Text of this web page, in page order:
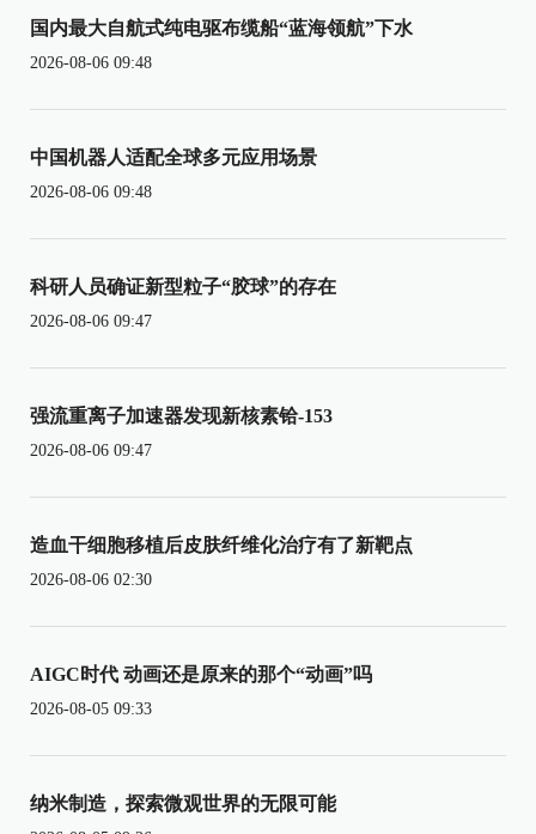
国内最大自航式纯电驱布缆船“蓝海领航”下水
2026-08-06 09:48
中国机器人适配全球多元应用场景
2026-08-06 09:48
科研人员确证新型粒子“胶球”的存在
2026-08-06 09:47
强流重离子加速器发现新核素铪-153
2026-08-06 09:47
造血干细胞移植后皮肤纤维化治疗有了新靶点
2026-08-06 02:30
AIGC时代 动画还是原来的那个“动画”吗
2026-08-05 09:33
纳米制造，探索微观世界的无限可能